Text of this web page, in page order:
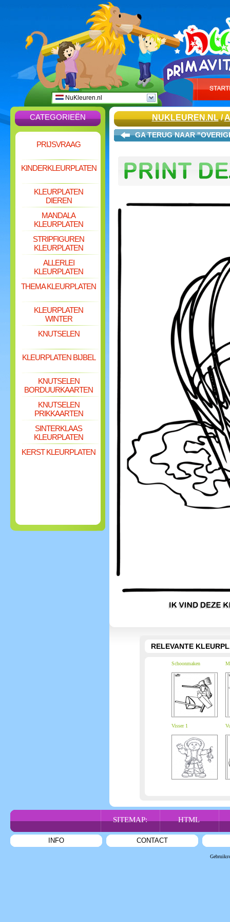
NuKleuren.nl
CATEGORIEËN
PRIJSVRAAG
KINDERKLEURPLATEN
KLEURPLATEN
DIEREN
MANDALA
KLEURPLATEN
STRIPFIGUREN
KLEURPLATEN
ALLERLEI
KLEURPLATEN
THEMA KLEURPLATEN
KLEURPLATEN
WINTER
KNUTSELEN
KLEURPLATEN BIJBEL
KNUTSELEN
BORDUURKAARTEN
KNUTSELEN
PRIKKAARTEN
SINTERKLAAS
KLEURPLATEN
KERST KLEURPLATEN
NUKLEUREN.NL/
GA TERUG NAAR
RELEVANTE
Schoonmaken
Visser 1
SITEMAP: HTML
INFO CONTACT